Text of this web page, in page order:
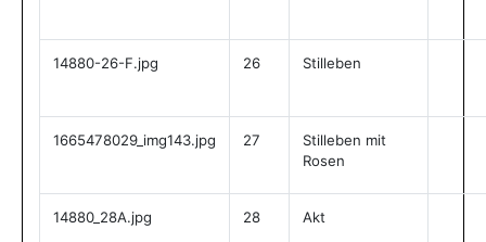
14880-26-F.jpg 26 Stilleben
1665478029_img143.jpg 27
Stilleben mit
Rosen
14880_28A.jpg 28 Akt